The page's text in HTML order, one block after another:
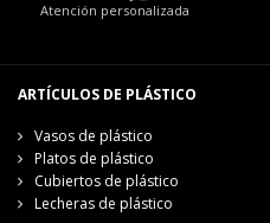
Atención personalizada
ARTÍCULOS DE PLÁSTICO
Vasos de plástico
Platos de plástico
Cubiertos de plástico
Lecheras de plástico